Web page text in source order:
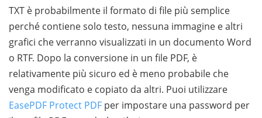
TXT è probabilmente il formato di file più semplice
perché contiene solo testo, nessuna immagine e altri
grafici che verranno visualizzati in un documento Word
o RTF. Dopo la conversione in un file PDF, è
relativamente più sicuro ed è meno probabile che
venga modificato e copiato da altri. Puoi utilizzare
EasePDF Protect PDF per impostare una password per